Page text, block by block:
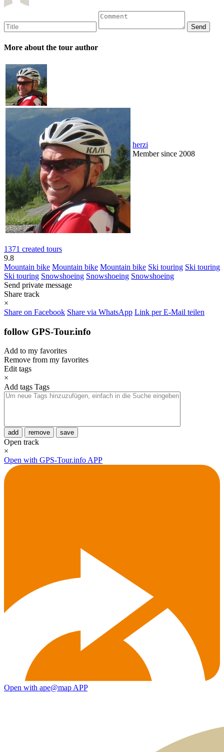
More about the tour author
herzi
Member since 2008
1371 created tours
9.8
Mountain bike Mountain bike Mountain bike Ski touring Ski touring
Ski touring Snowshoeing Snowshoeing Snowshoeing
Send private message
Share track
×
Share on Facebook Share via WhatsApp Link per E-Mail teilen
follow GPS-Tour.info
Add to my favorites
Remove from my favorites
Edit tags
×
Add tags Tags
add remove save
Open track
×
Open with GPS-Tour.info APP
Open with ape@map APP